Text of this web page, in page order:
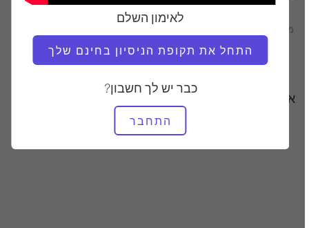
לאימון השלם
התחל את תקופת הניסיון בחינם שלך
כבר יש לך חשבון?
התחבר
מצא שיעורים דומים עבור
סטודיו שלם
אימונים אחרים שאולי תאהבו